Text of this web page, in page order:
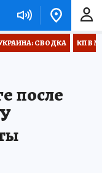
СВОДКА КП В
после